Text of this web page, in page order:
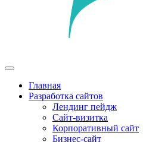
Главная
Разработка сайтов
Лендинг пейдж
Сайт-визитка
Корпоративный сайт
Бизнес-сайт